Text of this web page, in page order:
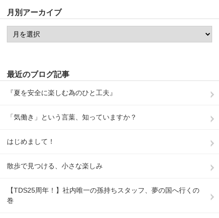
月別アーカイブ
最近のブログ記事
『夏を安全に楽しむ為のひと工夫』
「気働き」という言葉、知っていますか？
はじめまして！
散歩で見つける、小さな楽しみ
【TDS25周年！】社内唯一の孫持ちスタッフ、夢の国へ行くの
巻